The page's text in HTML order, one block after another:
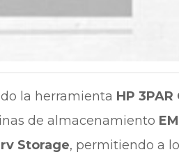
la herramienta HP
de almacenamiento
Storage, permitiendo a